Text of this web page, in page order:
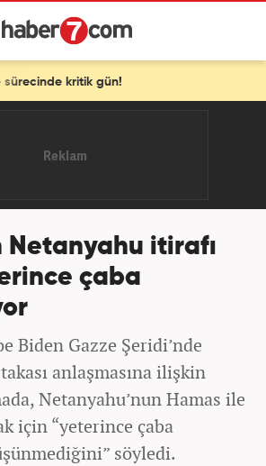
gün!
Netanyahu itirafı
çaba
Biden Gazze Şeridi’nde
anlaşmasına ilişkin
Netanyahu’nun Hamas ile
için “yeterince çaba
söyledi.